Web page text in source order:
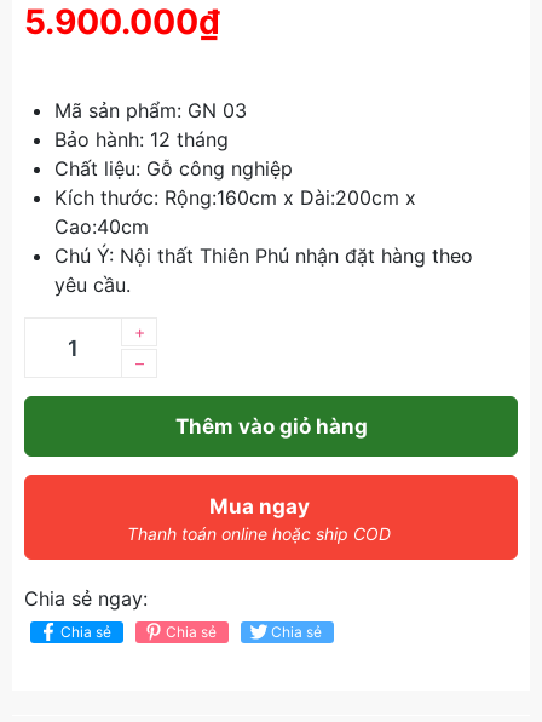
5.900.000₫
Mã sản phẩm: GN 03
Bảo hành: 12 tháng
Chất liệu: Gỗ công nghiệp
Kích thước: Rộng:160cm x Dài:200cm x
Cao:40cm
Chú Ý: Nội thất Thiên Phú nhận đặt hàng theo
yêu cầu.
–
+
Thêm vào giỏ hàng
Mua ngay
Thanh toán online hoặc ship COD
Chia sẻ ngay:
Chia sẻ Chia sẻ Chia sẻ